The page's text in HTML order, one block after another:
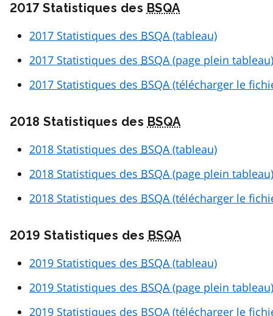
2017 Statistiques des BSQA
2017 Statistiques des BSQA(tableau)
2017 Statistiques des BSQA(page plein tableau)
2017 Statistiques des BSQA(télécharger le
2018 Statistiques des BSQA
2018 Statistiques des BSQA(tableau)
2018 Statistiques des BSQA(page plein tableau)
2018 Statistiques des BSQA(télécharger le
2019 Statistiques des BSQA
2019 Statistiques des BSQA(tableau)
2019 Statistiques des BSQA(page plein tableau)
2019 Statistiques des BSQA(télécharger le